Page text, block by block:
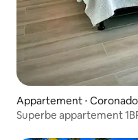
Appartement ⋅ Coronado
Superbe appartement